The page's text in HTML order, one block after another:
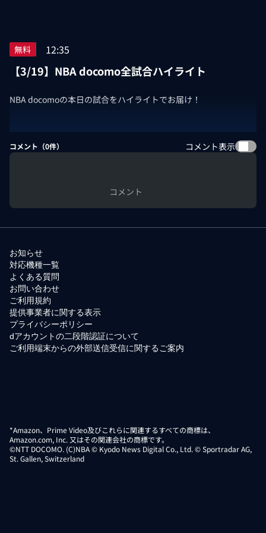
無料 12:35
【3/19】NBA docomo全試合ハイライト
NBA docomoの本日の試合をハイライトでお届け！
コメント（0件） コメント表示
コメント
お知らせ
対応機種一覧
よくある質問
お問い合わせ
ご利用規約
提供事業者に関する表示
プライバシーポリシー
dアカウントの二段階認証について
ご利用端末からの外部送信受信に関するご案内
*Amazon、Prime Video及びこれらに関連するすべての商標は、
Amazon.com, Inc. 又はその関連会社の商標です。
©NTT DOCOMO. (C)NBA © Kyodo News Digital Co., Ltd. © Sportradar AG,
St. Gallen, Switzerland